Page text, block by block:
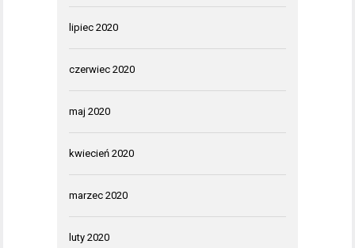
lipiec 2020
czerwiec 2020
maj 2020
kwiecień 2020
marzec 2020
luty 2020